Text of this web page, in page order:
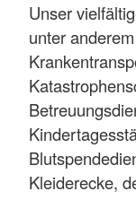
Unser
unter
Kleiderecke,